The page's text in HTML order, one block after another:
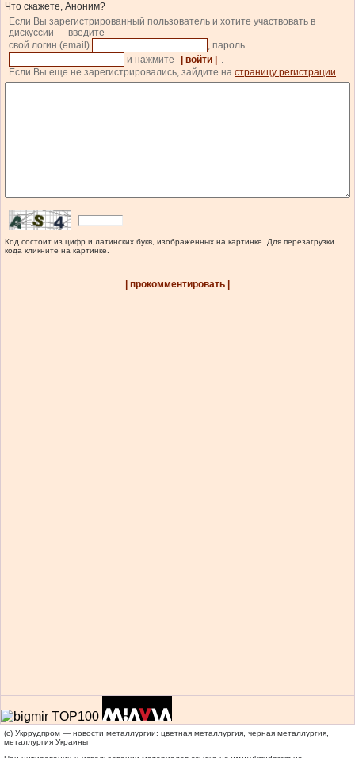
Что скажете, Аноним?
Если Вы зарегистрированный пользователь и хотите участвовать в
дискуссии — введите
свой логин (email)
, пароль
и нажмите
| войти |
.
Если Вы еще не зарегистрировались, зайдите на страницу регистрации.
Код состоит из цифр и латинских букв, изображенных на картинке. Для перезагрузки
кода кликните на картинке.
| прокомментировать |
(c) Укррудпром — новости металлургии: цветная металлургия, черная металлургия,
металлургия Украины